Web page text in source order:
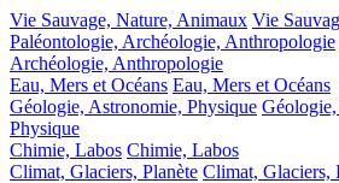
Vie Sauvage, Nature, Animaux Vie
Paléontologie, Archéologie, Anthropologie
Archéologie, Anthropologie
Eau, Mers et Océans Eau, Mers et Océans
Géologie, Astronomie, Physique
Physique
Chimie, Labos Chimie, Labos
Climat, Glaciers, Planète Climat, Glaciers,